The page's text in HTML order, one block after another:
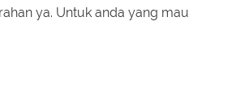
ya. Untuk anda yang mau